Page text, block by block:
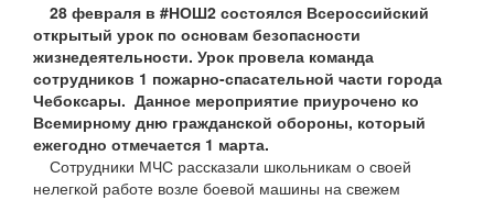
28 февраля в #НОШ2 состоялся Всероссийский
открытый урок по основам безопасности
жизнедеятельности. Урок провела команда
сотрудников 1 пожарно-спасательной части города
Чебоксары. Данное мероприятие приурочено ко
Всемирному дню гражданской обороны, который
ежегодно отмечается 1 марта.
Сотрудники МЧС рассказали школьникам о своей
нелегкой работе возле боевой машины на свежем